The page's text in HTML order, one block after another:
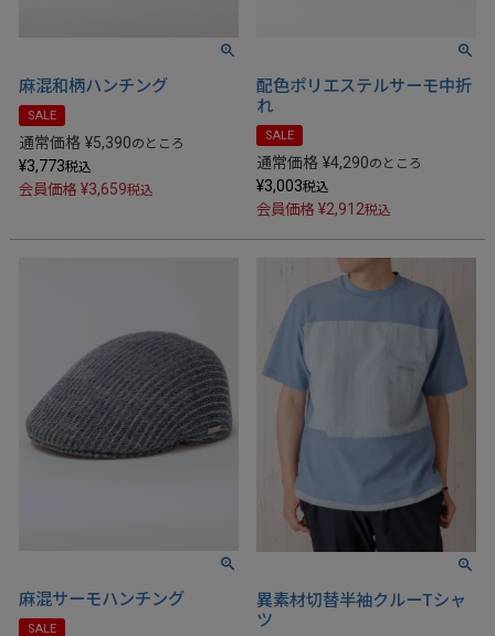
麻混和柄ハンチング
SALE
通常価格 ¥5,390のところ
¥3,773税込
会員価格 ¥3,659税込
配色ポリエステルサーモ中折
れ
SALE
通常価格 ¥4,290のところ
¥3,003税込
会員価格 ¥2,912税込
麻混サーモハンチング
SALE
異素材切替半袖クルーTシャ
ツ